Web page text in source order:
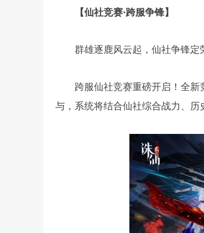
【仙社竞赛·跨服争锋】
群雄逐鹿风云起，仙社争锋定
跨服仙社竞赛重磅开启！全
与，系统将结合仙社综合战力、历